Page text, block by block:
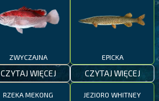
ZWYCZAJNA
CZYTAJ WIĘCEJ
EPICKA
CZYTAJ WIĘCEJ
RZEKA MEKONG JEZIORO WHITNEY